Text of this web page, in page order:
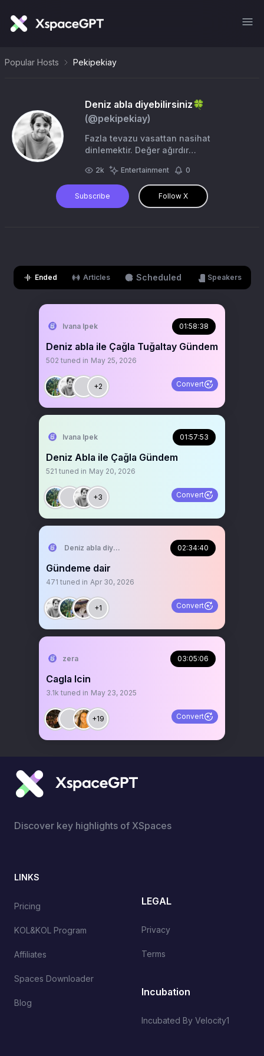
Popular Hosts Pekipekiay
Deniz abla diyebilirsiniz🍀
(@pekipekiay)
Fazla tevazu vasattan nasihat
dinlemektir. Değer ağırdır
insanlara verin....
2k Entertainment 0
Subscribe Follow X
Ended Articles Scheduled Speakers
Ivana Ipek 01:58:38
Deniz abla ile Çağla Tuğaltay Gündem
502 tuned in May 25, 2026
+2 Convert
Ivana Ipek 01:57:53
Deniz Abla ile Çağla Gündem
521 tuned in May 20, 2026
+3 Convert
Deniz abla diyebilirsiniz🍀 02:34:40
Gündeme dair
471 tuned in Apr 30, 2026
+1 Convert
zera 03:05:06
Cagla Icin
3.1k tuned in May 23, 2025
+19 Convert
Discover key highlights of XSpaces
LINKS
Pricing
KOL&KOL Program
Affiliates
Spaces Downloader
Blog
LEGAL
Privacy
Terms
Incubation
Incubated By Velocity1